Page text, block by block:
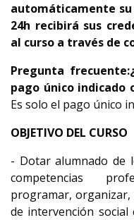
automáticamente su
24h recibirá sus
al curso a través de
Pregunta frecuente:
pago único indicado
Es solo el pago único
OBJETIVO DEL CURSO
- Dotar alumnado de
competencias
programar, organizar,
de intervención social